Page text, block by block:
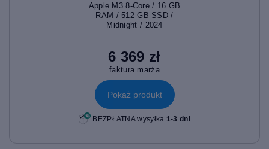
Apple M3 8-Core / 16 GB
RAM / 512 GB SSD /
Midnight / 2024
6 369 zł
faktura marża
Pokaż produkt
BEZPŁATNA wysyłka 1-3 dni